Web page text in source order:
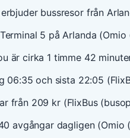
bussresor från
5 på Arlanda
är cirka 1 timme 42
06:35 och sista 22:05
från 209 kr (FlixBus
avgångar dagligen (Omio